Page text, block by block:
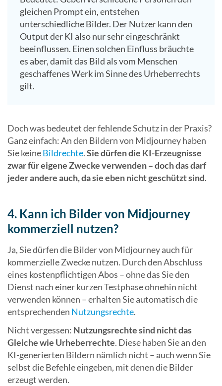
gleichen Prompt ein, entstehen
unterschiedliche Bilder. Der Nutzer kann den
Output der KI also nur sehr eingeschränkt
beeinflussen. Einen solchen Einfluss bräuchte
es aber, damit das Bild als vom Menschen
geschaffenes Werk im Sinne des Urheberrechts
gilt.
Doch was bedeutet der fehlende Schutz in der Praxis?
Ganz einfach: An den Bildern von Midjourney haben
Sie keineBildrechte.Sie dürfen die KI-Erzeugnisse
zwar für eigene Zwecke verwenden – doch das darf
jeder andere auch, da sie eben nicht geschützt sind.
4. Kann ich Bilder von Midjourney
kommerziell nutzen?
Ja, Sie dürfen die Bilder von Midjourney auch für
kommerzielle Zwecke nutzen. Durch den Abschluss
eines kostenpflichtigen Abos – ohne das Sie den
Dienst nach einer kurzen Testphase ohnehin nicht
verwenden können – erhalten Sie automatisch die
entsprechenden Nutzungsrechte.
Nicht vergessen: Nutzungsrechte sind nicht das
Gleiche wie Urheberrechte. Diese haben Sie an den
KI-generierten Bildern nämlich nicht – auch wenn Sie
selbst die Befehle eingeben, mit denen die Bilder
erzeugt werden.